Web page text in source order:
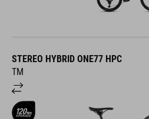
STEREO HYBRID ONE77 HPC
TM